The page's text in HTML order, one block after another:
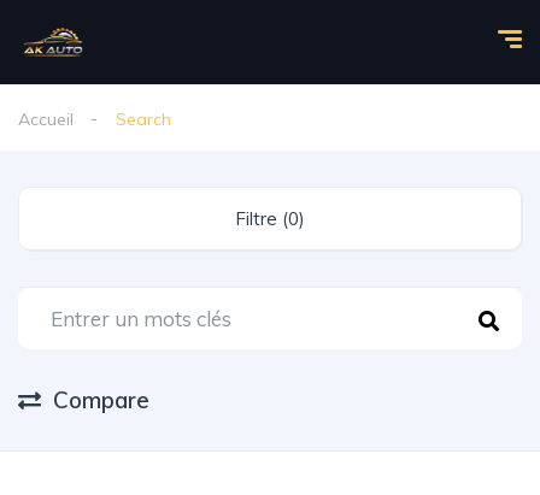
Accueil Search
Filtre (0)
Compare